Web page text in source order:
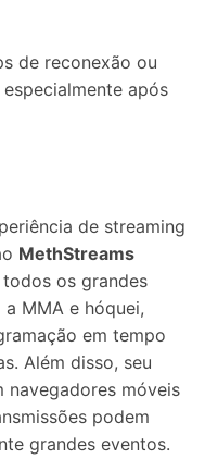
de reconexão ou
após
de streaming
MethStreams
os grandes
MMA e hóquei,
em tempo
Além disso, seu
navegadores móveis
podem
grandes eventos.